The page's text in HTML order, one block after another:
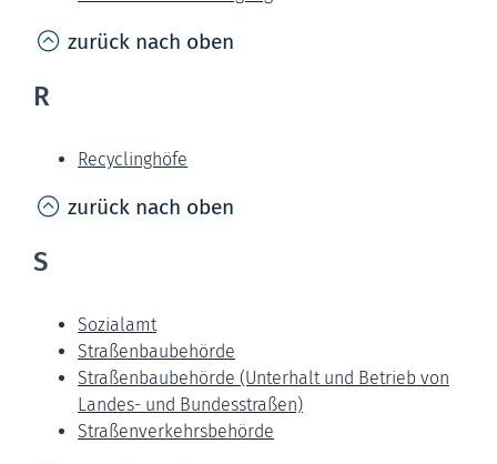
zurück nach oben
R
Recyclinghöfe
zurück nach oben
S
Sozialamt
Straßenbaubehörde
Straßenbaubehörde (Unterhalt und Betrieb von
Landes- und Bundesstraßen)
Straßenverkehrsbehörde